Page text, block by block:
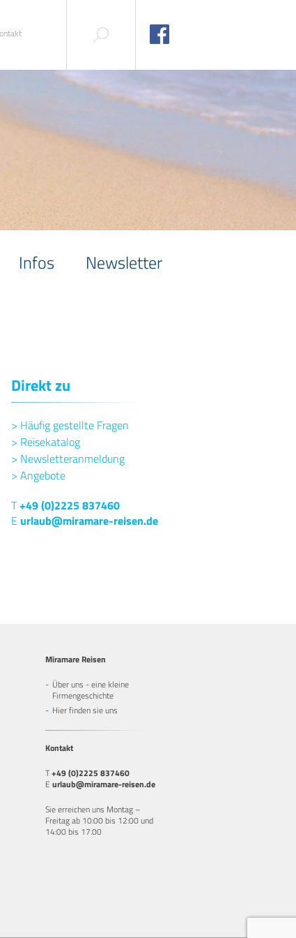
Infos Newsletter
Direkt zu
> Häufig gestellte Fragen
> Reisekatalog
> Newsletteranmeldung
> Angebote
T+49 (0)2225 837460
E urlaub@miramare-reisen.de
Miramare Reisen
Über uns - eine kleine
Firmengeschichte
Hier finden sie uns
Kontakt
T+49 (0)2225 837460
E urlaub@miramare-reisen.de
Sie erreichen uns Montag –
Freitag ab 10:00 bis 12:00 und
14:00 bis 17.00